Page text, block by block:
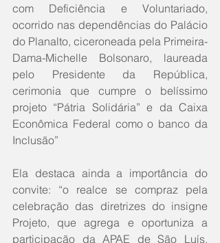
com Deficiência e Voluntariado,
ocorrido nas dependências do Palácio
do Planalto, ciceroneada pela Primeira-
Dama-Michelle Bolsonaro, laureada
pelo Presidente da República,
cerimonia que cumpre o belíssimo
projeto “Pátria Solidária” e da Caixa
Econômica Federal como o banco da
Inclusão”
Ela destaca ainda a importância do
convite: “o realce se compraz pela
celebração das diretrizes do insigne
Projeto, que agrega e oportuniza a
participação da APAE de São Luís,